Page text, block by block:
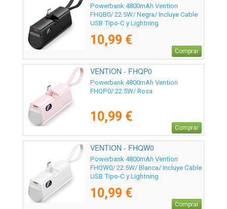
Powerbank 4800mAh Vention
FHQB0/ 22.5W/ Negra/ Incluye Cable
USB Tipo-C y Lightning
10,99 €
Comprar
VENTION - FHQP0
Powerbank 4800mAh Vention
FHQP0/ 22.5W/ Rosa
10,99 €
Comprar
VENTION - FHQW0
Powerbank 4800mAh Vention
FHQW0/ 22.5W/ Blanca/ Incluye Cable
USB Tipo-C y Lightning
10,99 €
Comprar